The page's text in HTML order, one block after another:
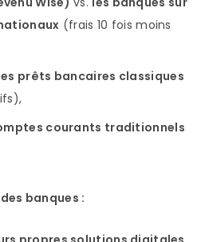
(frais 10 fois moins
prêts bancaires classiques
courants traditionnels
banques :